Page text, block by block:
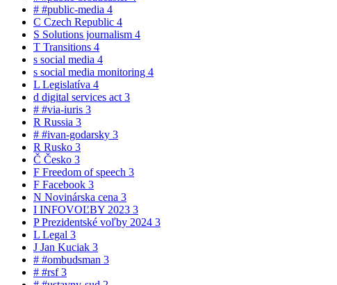
# #public-media 4
C Czech Republic 4
S Solutions journalism 4
T Transitions 4
s social media 4
s social media monitoring 4
L Legislatíva 4
d digital services act 3
# #via-iuris 3
R Russia 3
# #ivan-godarsky 3
R Rusko 3
Č Česko 3
F Freedom of speech 3
F Facebook 3
N Novinárska cena 3
I INFOVOĽBY 2023 3
PPrezidentské voľby 2024 3
L Legal 3
J Jan Kuciak 3
# #ombudsman 3
# #rsf3